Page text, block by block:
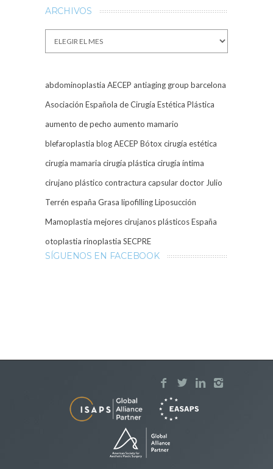
ARCHIVOS
Archivos
abdominoplastia AECEP antiaging group barcelona
Asociación Española de Cirugía Estética Plástica
aumento de pecho aumento mamario
blefaroplastia blog AECEP Bótox cirugía estética
cirugía mamaria cirugía plástica cirugía íntima
cirujano plástico contractura capsulardoctor Julio
Terrén españa Grasa lipofillingLiposucción
Mamoplastia mejores cirujanos plásticos España
otoplastia rinoplastia SECPRE
SÍGUENOS EN FACEBOOK